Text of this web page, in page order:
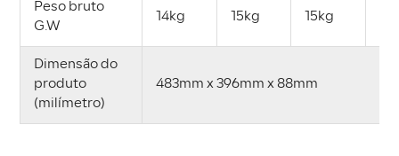
Peso bruto
G.W
14kg 15kg 15kg
Dimensão do
produto
(milímetro)
483mm x 396mm x 88mm